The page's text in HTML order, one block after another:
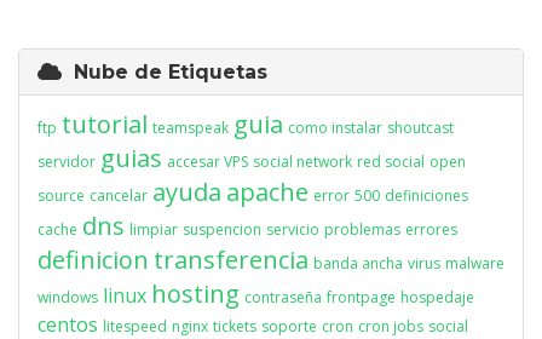
Nube de Etiquetas
ftp tutorial teamspeak guia como instalar shoutcast
servidor guias accesar VPS social network red social open
source cancelar ayuda apache error 500 definiciones
cache dns limpiar suspencion servicio problemas errores
definicion transferencia banda ancha virus malware
windows linux hosting contraseña frontpage hospedaje
centos litespeed nginx tickets soporte cron cron jobs social